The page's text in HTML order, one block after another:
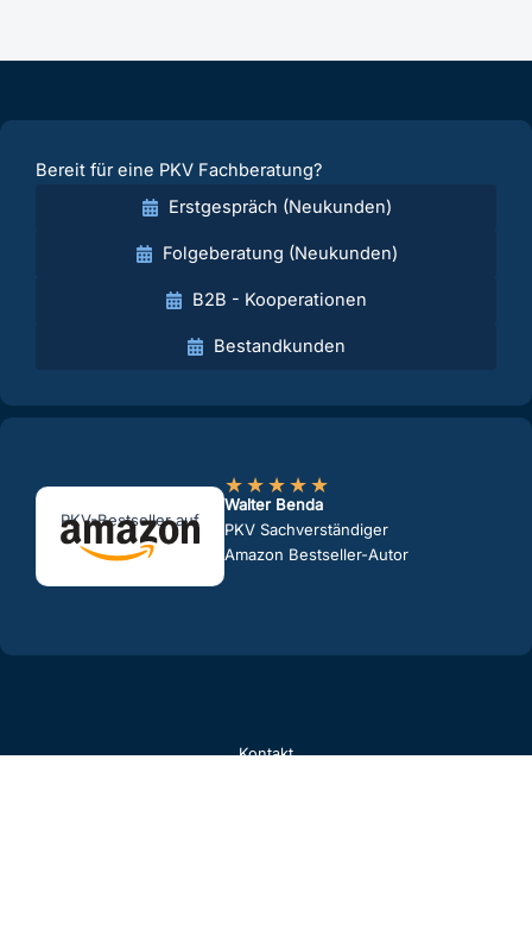
Bereit für eine PKV Fachberatung?
Erstgespräch (Neukunden)
Folgeberatung (Neukunden)
B2B - Kooperationen
Bestandkunden
PKV-Bestseller auf
★★★★★
Walter Benda
PKV Sachverständiger
Amazon Bestseller-Autor
Kontakt